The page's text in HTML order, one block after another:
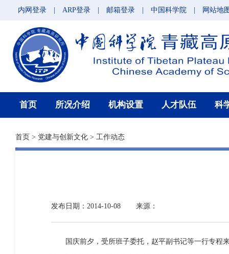
内网登录 ARP登录 邮箱登录 中国科学院 网站地
首页 所况介绍 机构设置 人才队伍 科
首页 > 党建与创新文化 > 工作动态
发布日期：2014-10-08 来源：
国庆前夕，受所班子委托，赵平副书记等一行专程来